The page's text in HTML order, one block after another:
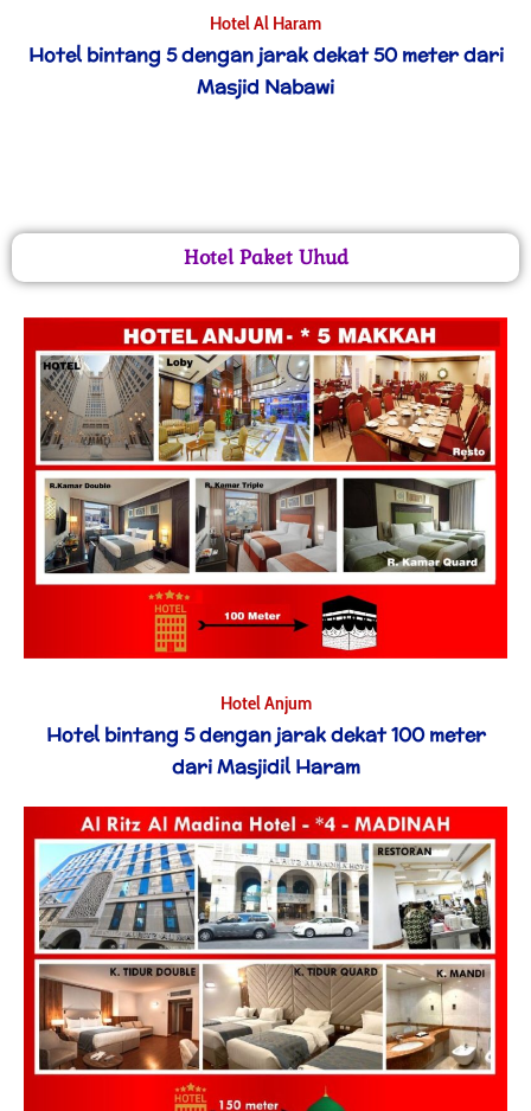
Hotel Al Haram
Hotel bintang 5 dengan jarak dekat 50 meter dari
Masjid Nabawi
Hotel Paket Uhud
Hotel Anjum
Hotel bintang 5 dengan jarak dekat 100 meter
dari Masjidil Haram